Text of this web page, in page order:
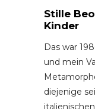
Stille
Kinder
Das war
und mein
diejenige